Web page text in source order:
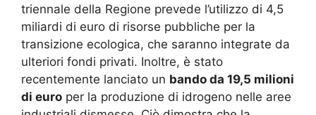
triennale della Regione prevede l’utilizzo di 4,5
miliardi di euro di risorse pubbliche per la
transizione ecologica, che saranno integrate da
ulteriori fondi privati. Inoltre, è stato
recentemente lanciato un bando da 19,5 milioni
di euro per la produzione di idrogeno nelle aree